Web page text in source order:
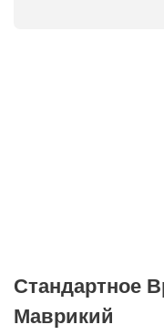
Стандартное
Маврикий